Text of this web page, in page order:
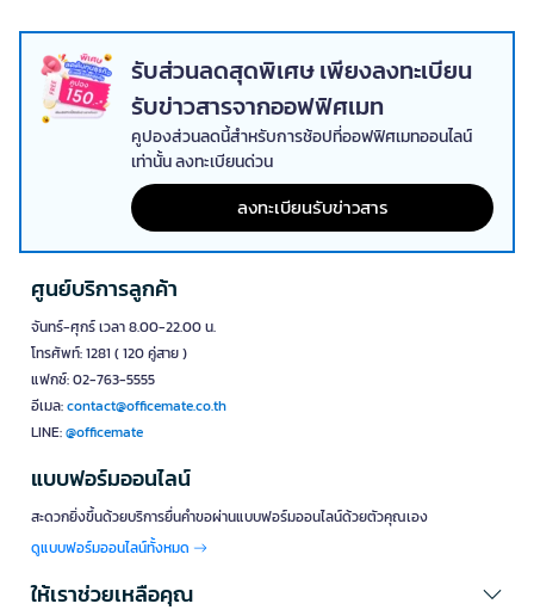
เครื่องวัดระยะทาง Tajimaเหมาะสำหรับวัดระยะห้อง พื้นที่ติดตั้ง เฟอร์นิเจอร์
ชั้นวาง ระบบไฟ งานผนัง งานพื้น หรือพื้นที่คลังสินค้า ช่วยให้ช่างและผู้ดูแล
อาคารประเมินระยะได้รวดเร็วขึ้น เหมาะกับงานที่ต้องการความแม่นยำและ
ข้อมูลหน้างานที่ตรวจสอบได้
Tajima ตลับเมตรสำหรับงานวัดประจำวัน
พื้นที่ติดตั้ง หรือระยะหน้างานทั่วไป เป็นเครื่องมือพื้นฐานที่ทีมช่าง คลังสินค้า
และฝ่ายอาคารควรมีติดไว้เพื่อใช้งานได้ทันทีเมื่อต้องตรวจวัด
คัตเตอร์ Tajimaใบมีดคัตเตอร์ และอุปกรณ์ตัดเหมาะสำหรับตัดกระดาษ
กล่องพัสดุ ฟิล์ม แผ่นวัสดุ บรรจุภัณฑ์ หรือวัสดุหน้างานบางประเภท ควร
เลือกขนาดใบมีดให้เหมาะกับวัสดุ และใช้งานร่วมกับอุปกรณ์ป้องกันเพื่อ
ความปลอดภัย
Tajima มีดสำหรับงานช่างและงานตัดเฉพาะจุด
มีด Tajimaเหมาะสำหรับงานตัด งานเปิดกล่อง งานเตรียมวัสดุ หรือการตัด
และหลีกเลี่ยงการใช้ผิดประเภทเพื่อยืดอายุการใช้งานของใบมีด
Tajima ประแจและบ็อกซ์สำหรับงานขันยึด
ประแจ / บ็อกซ์ Tajimaเหมาะสำหรับงานขันน็อต ถอดประกอบอุปกรณ์ ซ่อม
บำรุงเครื่องมือ ชั้นวาง เฟอร์นิเจอร์ หรืออุปกรณ์หน้างาน ควรเลือกขนาดให้
ตรงกับหัวน็อตเพื่อป้องกันการลื่นและลดความเสียหายของชิ้นงาน
รับส่วนลดสุดพิเศษ เพียงลงทะเบียน
รับข่าวสารจากออฟฟิศเมท
คูปองส่วนลดนี้สำหรับการช้อปที่ออฟฟิศเมทออนไลน์
เท่านั้น ลงทะเบียนด่วน
ลงทะเบียนรับข่าวสาร
ศูนย์บริการลูกค้า
จันทร์-ศุกร์ เวลา 8.00-22.00 น.
โทรศัพท์: 1281 ( 120 คู่สาย )
แฟกซ์: 02-763-5555
อีเมล:contact@officemate.co.th
LINE:@officemate
แบบฟอร์มออนไลน์
สะดวกยิ่งขึ้นด้วยบริการยื่นคำขอผ่านแบบฟอร์มออนไลน์ด้วยตัวคุณเอง
ดูแบบฟอร์มออนไลน์ทั้งหมด
ให้เราช่วยเหลือคุณ